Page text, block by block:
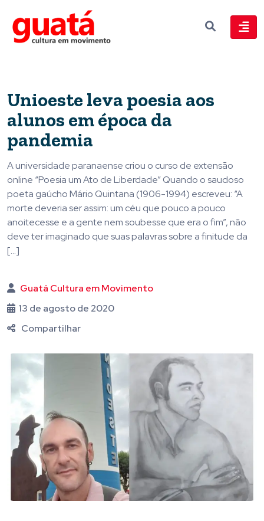
Unioeste leva poesia aos
alunos em época da
pandemia
A universidade paranaense criou o curso de extensão
online “Poesia um Ato de Liberdade” Quando o saudoso
poeta gaúcho Mário Quintana (1906-1994) escreveu: “A
morte deveria ser assim: um céu que pouco a pouco
anoitecesse e a gente nem soubesse que era o fim”, não
deve ter imaginado que suas palavras sobre a finitude da
[…]
Guatá Cultura em Movimento
13 de agosto de 2020
Compartilhar